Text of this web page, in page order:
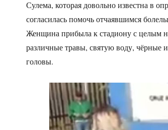
Сулема, которая довольно известна в
согласилась помочь отчаявшимся
Женщина прибыла к стадиону с целым
различные травы, святую воду, чёрные
головы.